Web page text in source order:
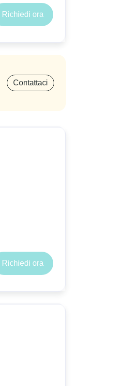
Richiedi ora
Contattaci
Richiedi ora